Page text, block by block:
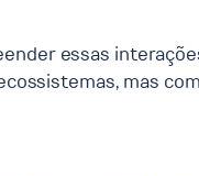
essas
mas